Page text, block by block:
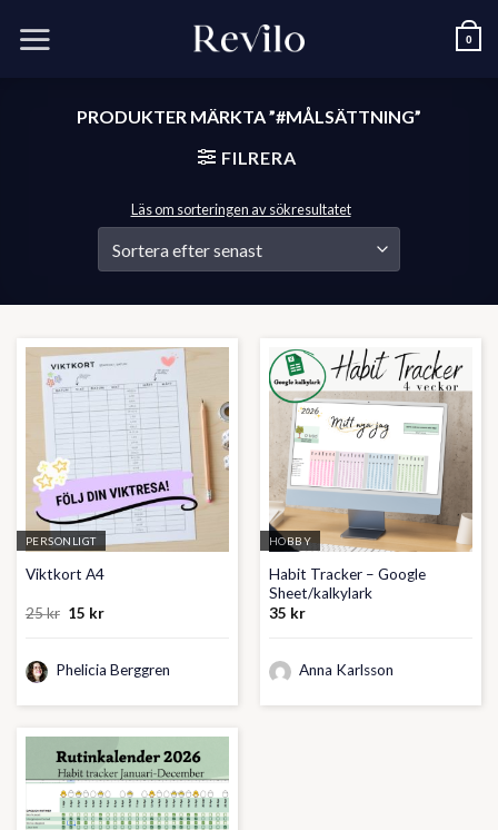
0
PRODUKTER MÄRKTA ”#MÅLSÄTTNING”
FILRERA
Läs om sorteringen av sökresultatet
PERSONLIGT
Viktkort A4
25kr Det
25 kr.
15 krDet
15 kr.
Phelicia Berggren
HOBBY
Habit Tracker – Google
Sheet/kalkylark
35 kr
Anna Karlsson